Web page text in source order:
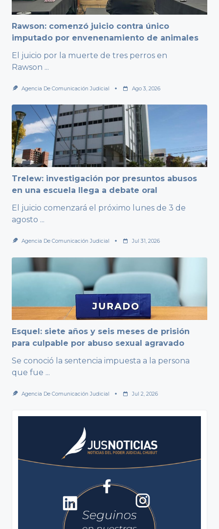
Rawson: comenzó juicio contra único
imputado por envenenamiento de animales
El juicio por la muerte de tres perros en
Rawson ...
Agencia De Comunicación Judicial Ago 3, 2026
Trelew: investigación por presuntos abusos
en una escuela llega a debate oral
El juicio comenzará el próximo lunes de 3 de
agosto ...
Agencia De Comunicación Judicial Jul 31, 2026
Esquel: siete años y seis meses de prisión
para culpable por abuso sexual agravado
Se conoció la sentencia impuesta a la persona
que fue ...
Agencia De Comunicación Judicial Jul 2, 2026